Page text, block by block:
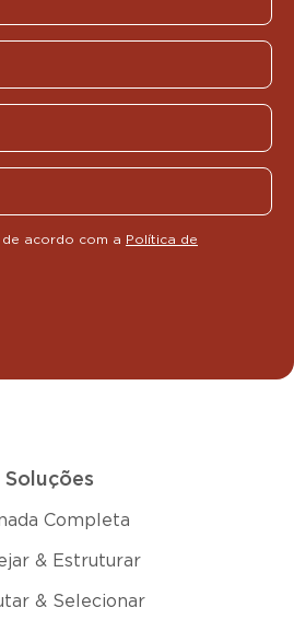
acordo com a Política de
Soluções
Completa
& Estruturar
& Selecionar